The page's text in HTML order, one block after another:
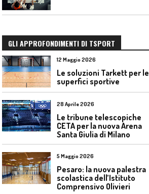
GLI APPROFONDIMENTI DI TSPORT
12 Maggio 2026
Le soluzioni Tarkett per le
superfici sportive
28 Aprile 2026
Le tribune telescopiche
CETA per la nuova Arena
Santa Giulia di Milano
5 Maggio 2026
Pesaro: la nuova palestra
scolastica dell’Istituto
Comprensivo Olivieri